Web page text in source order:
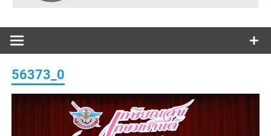
ชมรม
พยาบาลสี่
เหล่า
56373_0